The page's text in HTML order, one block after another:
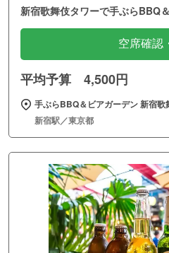
新宿歌舞伎タワーで手ぶらBBQ
空席確認
平均予算 4,500円
手ぶらBBQ＆ビアガーデン 新宿歌
新宿駅／東京都